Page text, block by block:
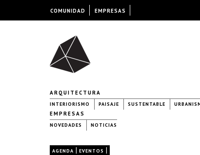
ARQUITECTURA
INTERIORISMO PAISAJE SUSTENTABLE
EMPRESAS
NOVEDADES NOTICIAS
AGENDA | EVENTOS |
COMUNIDAD EMPRESAS